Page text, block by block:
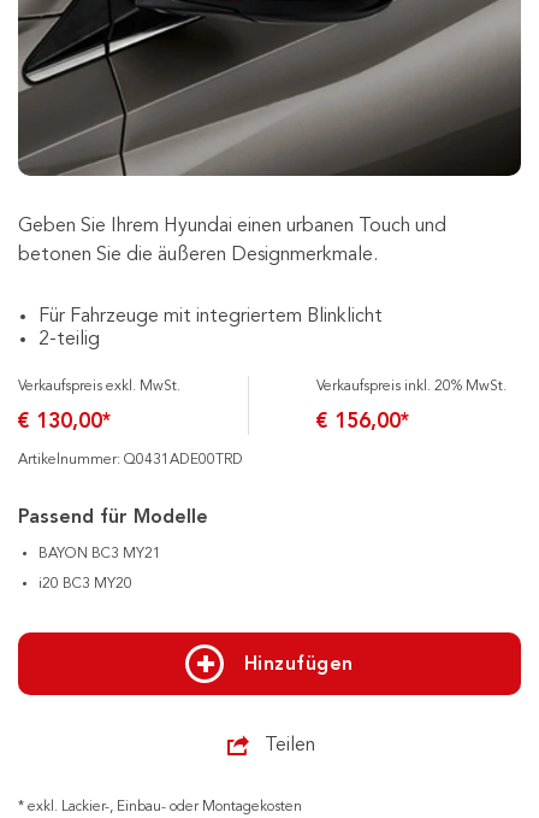
Geben Sie Ihrem Hyundai einen urbanen Touch und
betonen Sie die äußeren Designmerkmale.
Für Fahrzeuge mit integriertem Blinklicht
2-teilig
Verkaufspreis exkl. MwSt.
€ 130,00*
Verkaufspreis inkl. 20% MwSt.
€ 156,00*
Artikelnummer: Q0431ADE00TRD
Passend für Modelle
BAYON BC3 MY21
i20 BC3 MY20
Hinzufügen
Teilen
* exkl. Lackier-, Einbau- oder Montagekosten